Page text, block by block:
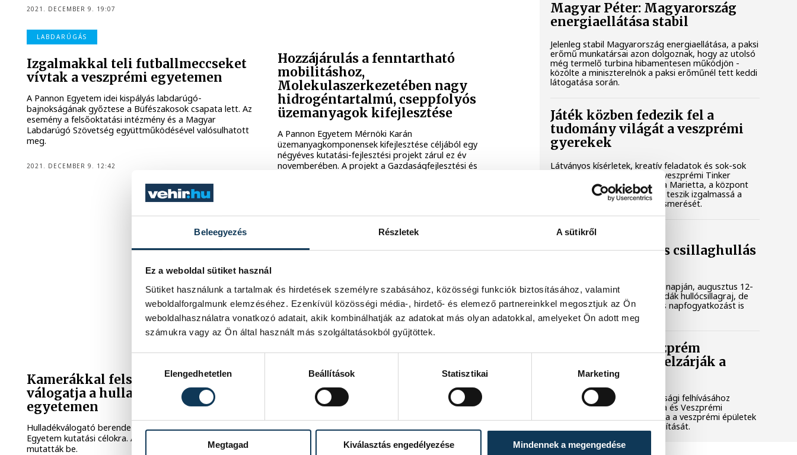
Beleegyezés Részletek A sütikről
Ez a weboldal sütiket használ
Sütiket használunk a tartalmak és hirdetések személyre szabásához, közösségi funkciók biztosításához, valamint
weboldalforgalmunk elemzéséhez. Ezenkívül közösségi média-, hirdető- és elemező partnereinkkel megosztjuk az Ön
weboldalhasználatra vonatkozó adatait, akik kombinálhatják az adatokat más olyan adatokkal, amelyeket Ön adott meg
számukra vagy az Ön által használt más szolgáltatásokból gyűjtöttek.
Elengedhetetlen
Beállítások Statisztikai Marketing
Megtagad Kiválasztás engedélyezése Mindennek a megengedése
2021. DECEMBER 9. 19:07
LABDARÚGÁS
Izgalmakkal teli futballmeccseket
vívtak a veszprémi egyetemen
A Pannon Egyetem idei kispályás labdarúgó-
bajnokságának győztese a Büfészakosok csapata lett. Az
esemény a felsőoktatási intézmény és a Magyar
Labdarúgó Szövetség együttműködésével valósulhatott
meg.
2021. DECEMBER 9. 12:42
Hozzájárulás a fenntartható
mobilitáshoz,
Molekulaszerkezetében nagy
hidrogéntartalmú, cseppfolyós
üzemanyagok kifejlesztése
A Pannon Egyetem Mérnöki Karán
üzemanyagkomponensek kifejlesztése céljából egy
négyéves kutatási-fejlesztési projekt zárul ez év
novemberében. A projekt a Gazdaságfejlesztési és
mobilitás (szárazföldi-, légi- és vízi közlekedés/szállítás)
megvalósításához járult hozzá a molekulaszerkezetében
felhasználásának megteremtésével. A kutatás
értékkel rendelkeznek és megtestesítik a tudományterület
legújabb eredményeit.
2021. DECEMBER 3. 14:05
Kamerákkal felszerelt gép
válogatja a hulladékot az
egyetemen
Hulladékválogató berendezést szerzett be a Pannon
Egyetem kutatási célokra. A készüléket csütörtökön
mutatták be.
Innovációs konferenciát rendezett
az egyetem
Egyetem Gazdaságtudományi Kara, melynek fővédnöke a
Nemzeti Kutatási, Fejlesztési és Innovációs Hivatal volt.
Magyar Péter: Magyarország
energiaellátása stabil
Jelenleg stabil Magyarország energiaellátása, a paksi
erőmű munkatársai azon dolgoznak, hogy az utolsó
még termelő turbina hibamentesen működjön -
közölte a miniszterelnök a paksi erőműnél tett keddi
látogatása során.
Játék közben fedezik fel a
tudomány világát a veszprémi
gyerekek
Látványos kísérletek, kreatív feladatok és sok-sok
élmény várja a gyerekeket a veszprémi Tinker
Labsben. Videónkban Balassa Marietta, a központ
vezetője mutatja be, hogyan teszik izgalmassá a
természettudományok megismerését.
Augusztus 12-én
napfogyatkozás és csillaghullás
Az év legsűrűbb csillagászati napján, augusztus 12-
én éjjel tetőzik majd a Perseidák hullócsillagraj, de
ugyanezen a napon részleges napfogyatkozást is
meg lehet majd figyelni.
Lekapcsolják Veszprém
díszkivilágítását, elzárják a
szökőkutakat
A kormány energiatakarékossági felhívásához
csatlakozva Veszprém városa és Veszprémi
Főegyházmegye is lekapcsolta a veszprémi épületek
és nevezetességek díszkivilágítását.